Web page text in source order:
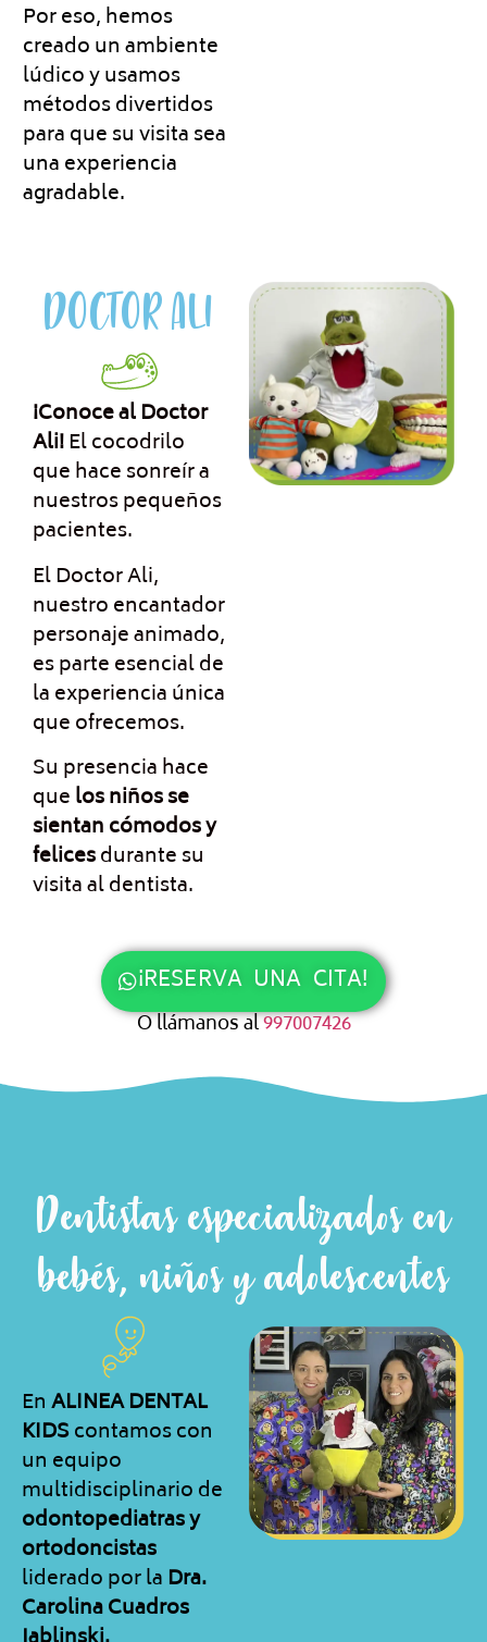
Por eso, hemos
creado un ambiente
lúdico y usamos
métodos divertidos
para que su visita sea
una experiencia
agradable.
DOCTOR ALI
¡Conoce al Doctor
Ali!El cocodrilo
que hace sonreír a
nuestros pequeños
pacientes.
El Doctor Ali,
nuestro encantador
personaje animado,
es parte esencial de
la experiencia única
que ofrecemos.
Su presencia hace
quelos niños se
sientan cómodos y
felicesdurante su
visita al dentista.
¡RESERVA UNA CITA!
O llámanos al997007426
Dentistas especializados en
bebés, niños y adolescentes
EnALINEA DENTAL
KIDScontamos con
un equipo
multidisciplinario de
odontopediatras y
ortodoncistas
liderado por la Dra.
Carolina Cuadros